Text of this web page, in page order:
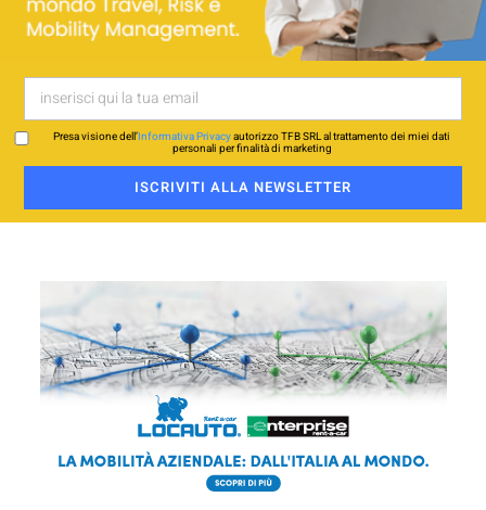
Presa visione dell’Informativa Privacyautorizzo TFB SRL al trattamento dei miei dati
personali per finalità di marketing
ISCRIVITI ALLA NEWSLETTER